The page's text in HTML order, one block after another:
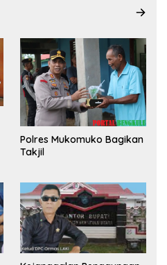
Polres Mukomuko Bagikan
Takjil